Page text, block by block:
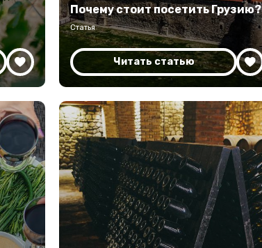
Почему стоит посетить Грузию?
Статья
Читать статью